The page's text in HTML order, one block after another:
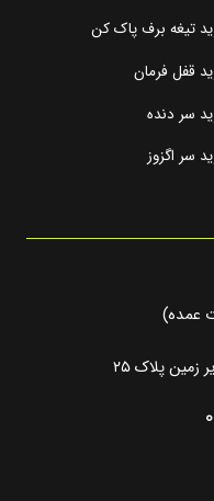
تیغه برف پاک کن
قفل فرمان
سر دنده
سر اگزوز
عمده)
پلاک ۲۵